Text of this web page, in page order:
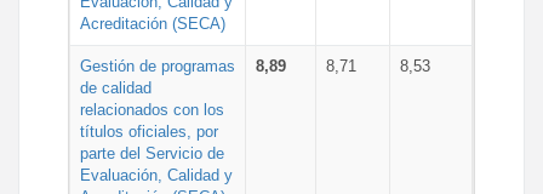
Acreditación (SECA)
Gestión de programas
de calidad
relacionados con los
títulos oficiales, por
parte del Servicio de
Evaluación, Calidad y
8,89 8,71 8,53